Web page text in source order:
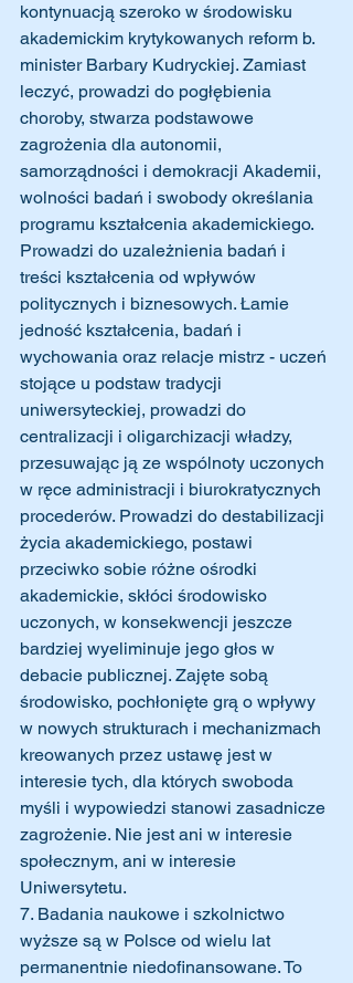
kontynuacją szeroko w środowisku
akademickim krytykowanych reform b.
minister Barbary Kudryckiej. Zamiast
leczyć, prowadzi do pogłębienia
choroby, stwarza podstawowe
zagrożenia dla autonomii,
samorządności i demokracji Akademii,
wolności badań i swobody określania
programu kształcenia akademickiego.
Prowadzi do uzależnienia badań i
treści kształcenia od wpływów
politycznych i biznesowych. Łamie
jedność kształcenia, badań i
wychowania oraz relacje mistrz - uczeń
stojące u podstaw tradycji
uniwersyteckiej, prowadzi do
centralizacji i oligarchizacji władzy,
przesuwając ją ze wspólnoty uczonych
w ręce administracji i biurokratycznych
procederów. Prowadzi do destabilizacji
życia akademickiego, postawi
przeciwko sobie różne ośrodki
akademickie, skłóci środowisko
uczonych, w konsekwencji jeszcze
bardziej wyeliminuje jego głos w
debacie publicznej. Zajęte sobą
środowisko, pochłonięte grą o wpływy
w nowych strukturach i mechanizmach
kreowanych przez ustawę jest w
interesie tych, dla których swoboda
myśli i wypowiedzi stanowi zasadnicze
zagrożenie. Nie jest ani w interesie
społecznym, ani w interesie
Uniwersytetu.
7. Badania naukowe i szkolnictwo
wyższe są w Polsce od wielu lat
permanentnie niedofinansowane. To